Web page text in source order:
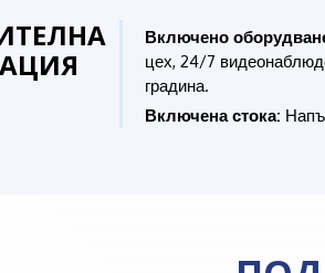
Включено
цех, 24/7
градина.
Включена стока: